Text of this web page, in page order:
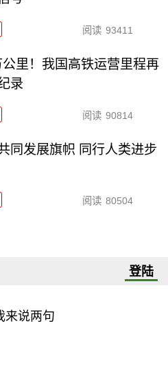
阅读 93411
里！我国高铁运营里程再
录
阅读 90814
同发展旗帜 同行人类进步
阅读 80504
登陆
来说两句